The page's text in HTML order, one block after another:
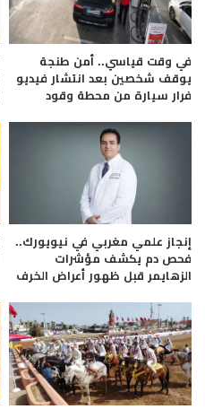
في وقت قياسي.. أمن طنجة
يوقف شخصين بعد انتشار فيديو
فرار سيارة من محطة وقود
إنجاز علمي مغربي في نيويورك..
فحص دم يكشف مؤشرات
الزهايمر قبل ظهور أعراض الخرف